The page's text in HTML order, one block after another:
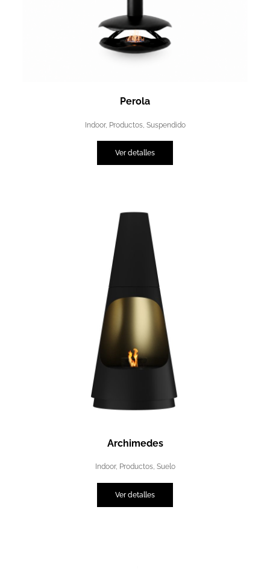
Perola
Indoor, Productos, Suspendido
Ver detalles
Archimedes
Indoor, Productos, Suelo
Ver detalles